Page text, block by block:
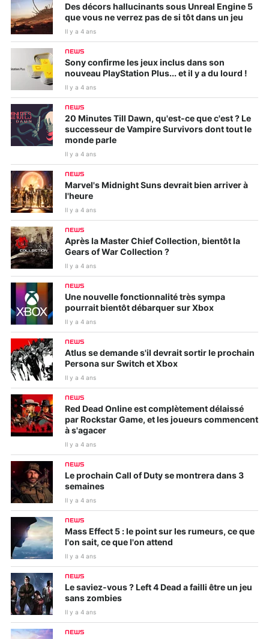
Des décors hallucinants sous Unreal Engine 5
que vous ne verrez pas de si tôt dans un jeu
Il y a 4 ans
NEWS
Sony confirme les jeux inclus dans son
nouveau PlayStation Plus... et il y a du lourd !
Il y a 4 ans
NEWS
20 Minutes Till Dawn, qu'est-ce que c'est ? Le
successeur de Vampire Survivors dont tout le
monde parle
Il y a 4 ans
NEWS
Marvel's Midnight Suns devrait bien arriver à
l'heure
Il y a 4 ans
NEWS
Après la Master Chief Collection, bientôt la
Gears of War Collection ?
Il y a 4 ans
NEWS
Une nouvelle fonctionnalité très sympa
pourrait bientôt débarquer sur Xbox
Il y a 4 ans
NEWS
Atlus se demande s'il devrait sortir le prochain
Persona sur Switch et Xbox
Il y a 4 ans
NEWS
Red Dead Online est complètement délaissé
par Rockstar Game, et les joueurs commencent
à s'agacer
Il y a 4 ans
NEWS
Le prochain Call of Duty se montrera dans 3
semaines
Il y a 4 ans
NEWS
Mass Effect 5 : le point sur les rumeurs, ce que
l'on sait, ce que l'on attend
Il y a 4 ans
NEWS
Le saviez-vous ? Left 4 Dead a failli être un jeu
sans zombies
Il y a 4 ans
NEWS